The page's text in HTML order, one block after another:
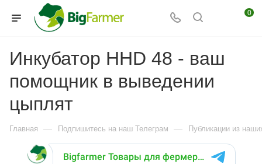
0
Инкубатор HHD 48 - ваш
помощник в выведении
цыплят
Главная — Подпишитесь на наш Телеграм — Публикации из